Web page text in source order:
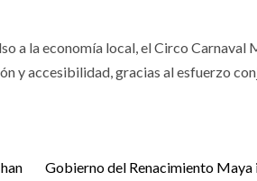
a la economía local, el Circo
y accesibilidad, gracias al esfuerzo
Gobierno del Renacimiento